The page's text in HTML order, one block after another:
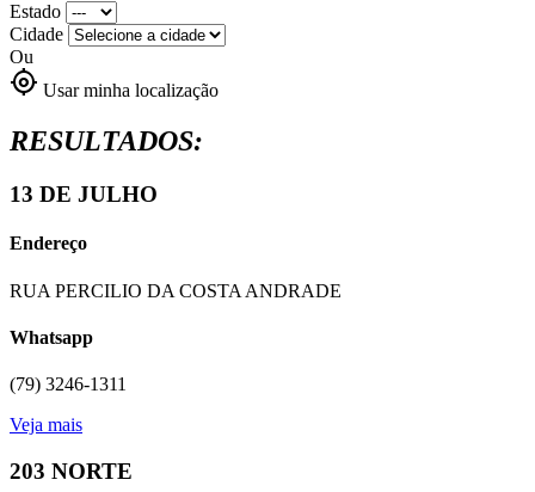
Estado
Cidade
Ou
my_location Usar minha localização
RESULTADOS:
13 DE JULHO
Endereço
RUA PERCILIO DA COSTA ANDRADE
Whatsapp
(79) 3246-1311
Veja mais
203 NORTE